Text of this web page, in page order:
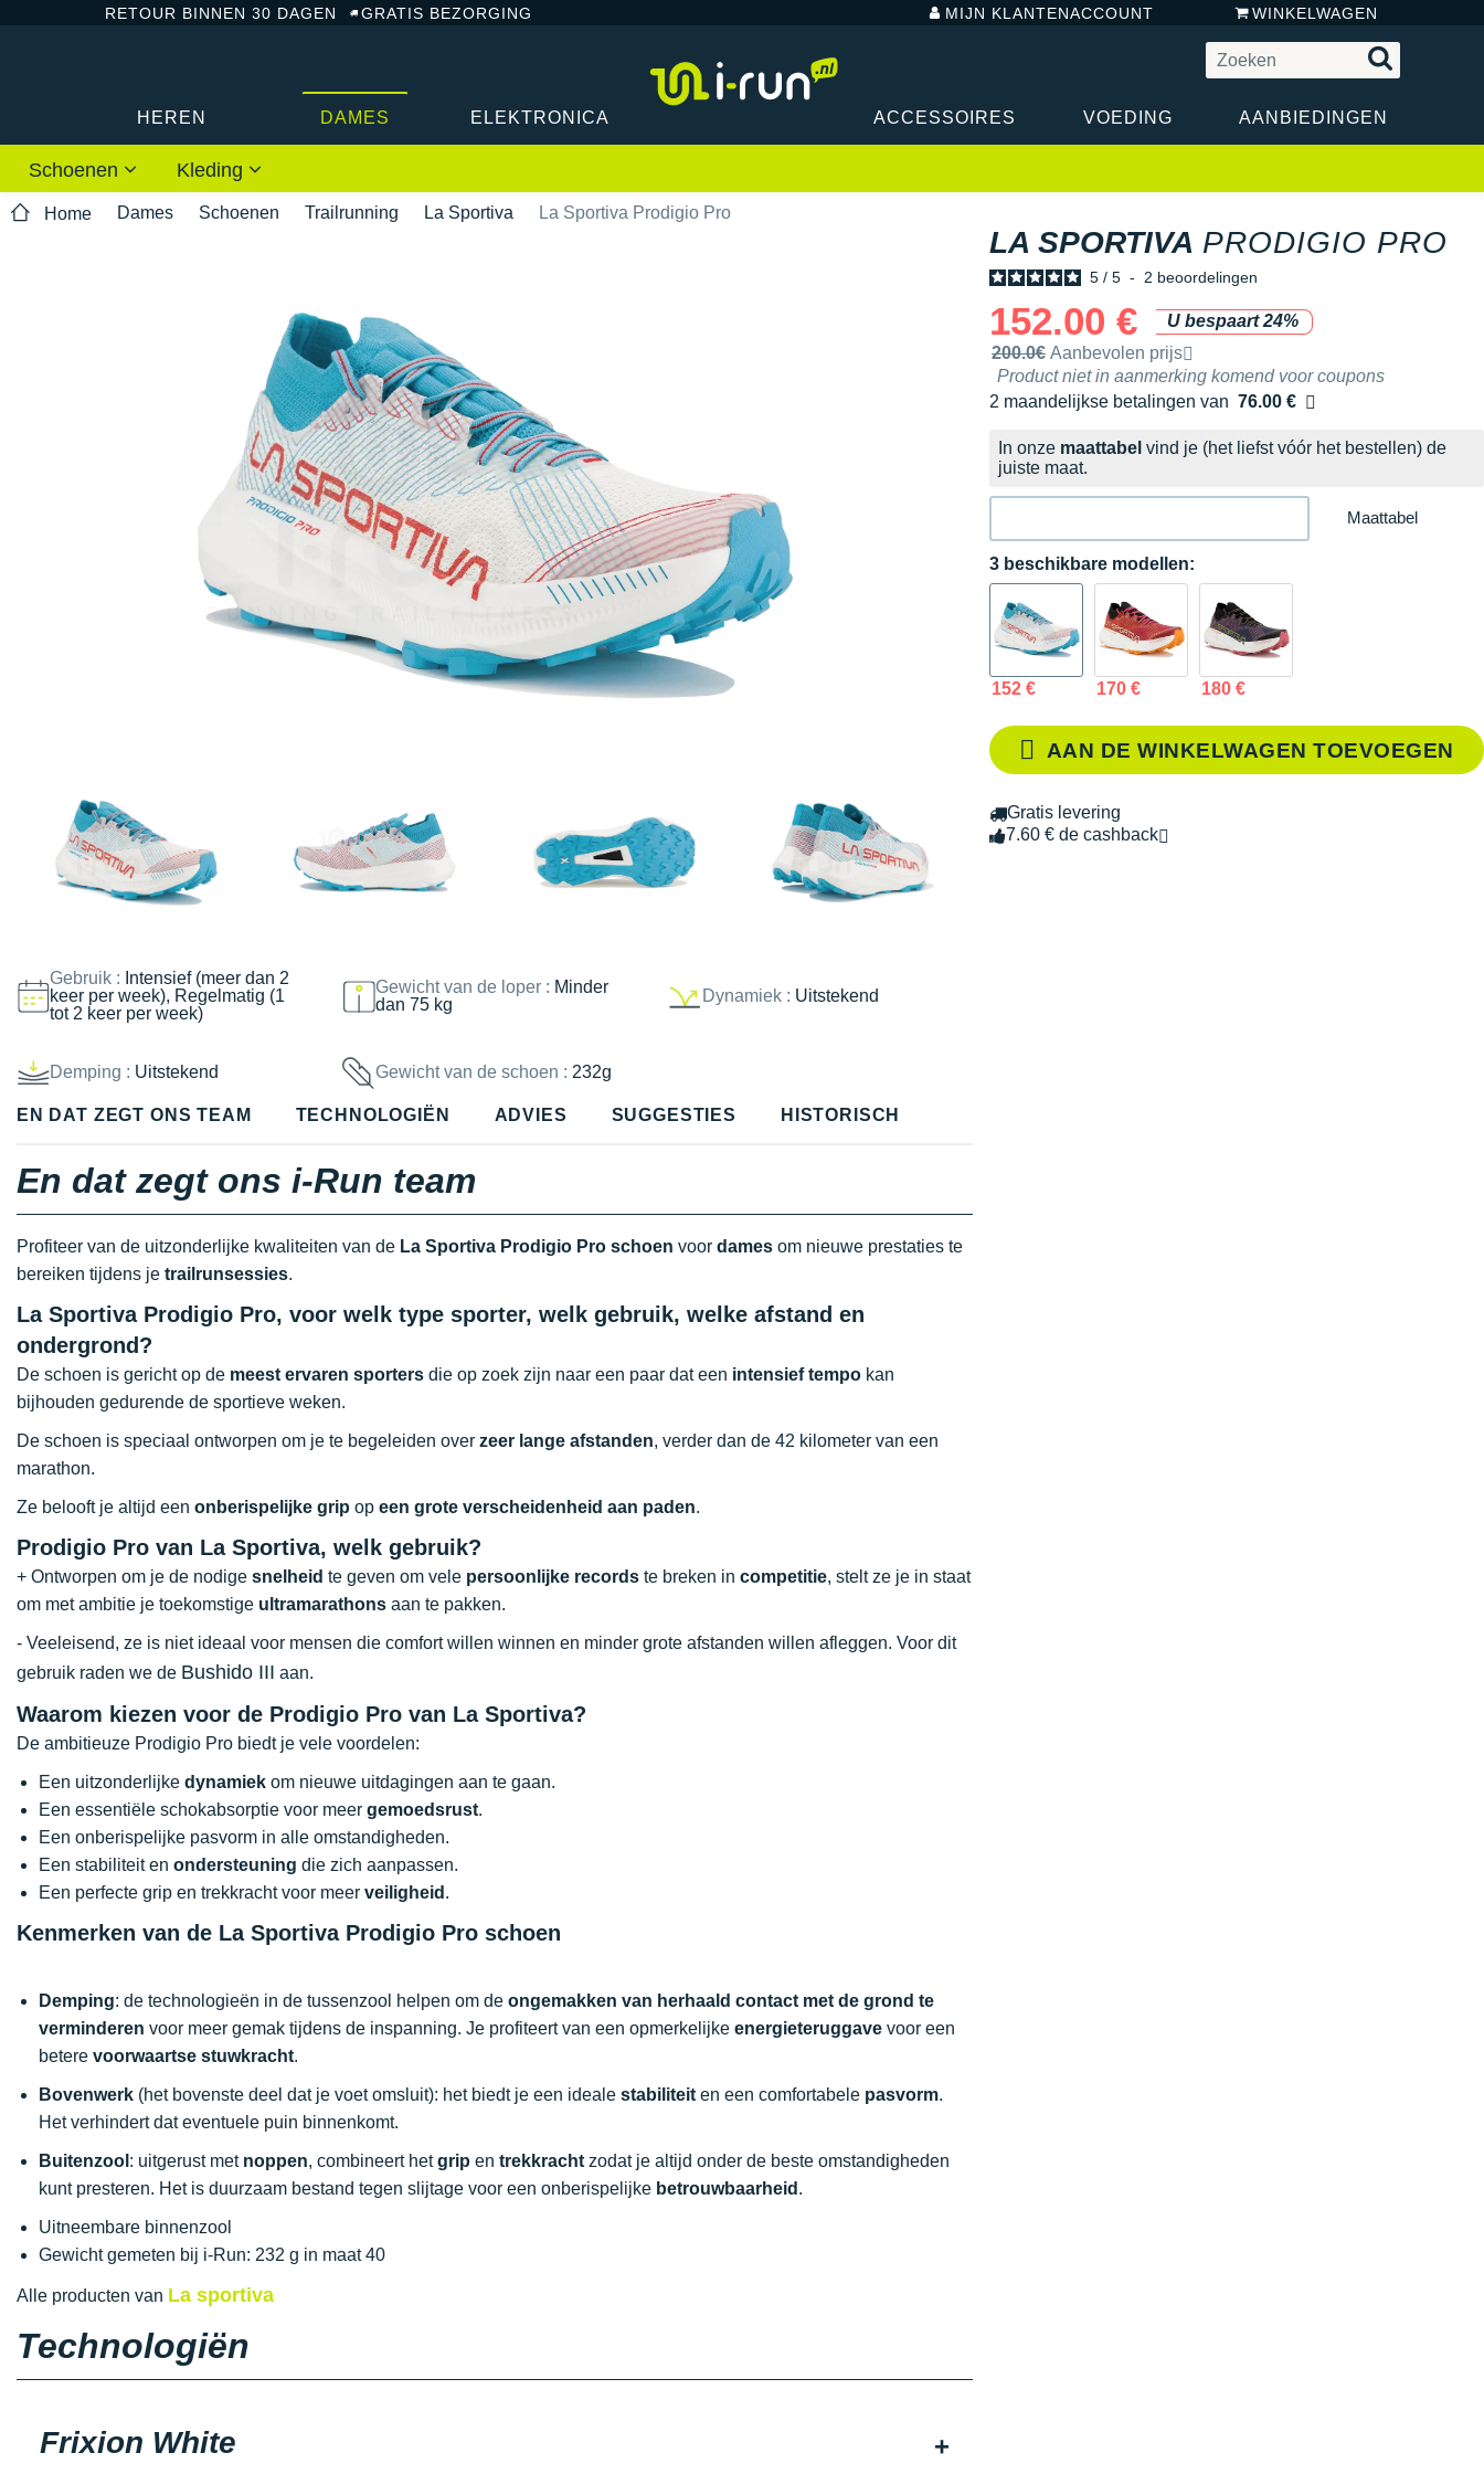
RETOUR BINNEN 30 DAGEN GRATIS BEZORGING MIJN KLANTENACCOUNT WINKELWAGEN
HEREN DAMES ELEKTRONICA ACCESSOIRES VOEDING AANBIEDINGEN
Schoenen Kleding
Home Dames Schoenen Trailrunning La Sportiva La Sportiva Prodigio Pro
Gebruik : Intensief (meer dan 2
keer per week), Regelmatig (1
tot 2 keer per week)
Gewicht van de loper : Minder
dan 75 kg
Dynamiek : Uitstekend
Demping : Uitstekend Gewicht van de schoen : 232g
LA SPORTIVA PRODIGIO PRO
5 / 5 - 2 beoordelingen
152.00 €
U bespaart 24%
Door het merk aanbevolen verkoopprijs
200.0€ Aanbevolen prijs
Product niet in aanmerking komend voor coupons
2 maandelijkse betalingen van 76.00 €
zonder kosten
In onze maattabel vind je (het liefst vóór het bestellen) de
juiste maat.
Maattabel
3 beschikbare modellen:
152 € 170 € 180 €
AAN DE WINKELWAGEN TOEVOEGEN
Gratis levering
7.60 € de cashback
EN DAT ZEGT ONS TEAM TECHNOLOGIËN ADVIES SUGGESTIES HISTORISCH
En dat zegt ons i-Run team
Profiteer van de uitzonderlijke kwaliteiten van de La Sportiva Prodigio Pro schoen voor dames om nieuwe prestaties te
bereiken tijdens je trailrunsessies.
La Sportiva Prodigio Pro, voor welk type sporter, welk gebruik, welke afstand en
ondergrond?
De schoen is gericht op de meest ervaren sporters die op zoek zijn naar een paar dat een intensief tempo kan
bijhouden gedurende de sportieve weken.
De schoen is speciaal ontworpen om je te begeleiden over zeer lange afstanden, verder dan de 42 kilometer van een
marathon.
Ze belooft je altijd een onberispelijke grip op een grote verscheidenheid aan paden.
Prodigio Pro van La Sportiva, welk gebruik?
+ Ontworpen om je de nodige snelheid te geven om vele persoonlijke records te breken in competitie, stelt ze je in staat
om met ambitie je toekomstige ultramarathons aan te pakken.
- Veeleisend, ze is niet ideaal voor mensen die comfort willen winnen en minder grote afstanden willen afleggen. Voor dit
gebruik raden we de Bushido III aan.
Waarom kiezen voor de Prodigio Pro van La Sportiva?
De ambitieuze Prodigio Pro biedt je vele voordelen:
Een uitzonderlijke dynamiek om nieuwe uitdagingen aan te gaan.
Een essentiële schokabsorptie voor meer gemoedsrust.
Een onberispelijke pasvorm in alle omstandigheden.
Een stabiliteit en ondersteuning die zich aanpassen.
Een perfecte grip en trekkracht voor meer veiligheid .
Kenmerken van de La Sportiva Prodigio Pro schoen
Demping: de technologieën in de tussenzool helpen om de ongemakken van herhaald contact met de grond te
verminderen voor meer gemak tijdens de inspanning. Je profiteert van een opmerkelijke energieteruggave voor een
betere voorwaartse stuwkracht.
Bovenwerk (het bovenste deel dat je voet omsluit): het biedt je een ideale stabiliteit en een comfortabele pasvorm.
Het verhindert dat eventuele puin binnenkomt.
Buitenzool : uitgerust met noppen, combineert hetgrip en trekkracht zodat je altijd onder de beste omstandigheden
kunt presteren. Het is duurzaam bestand tegen slijtage voor een onberispelijke betrouwbaarheid .
Uitneembare binnenzool
Gewicht gemeten bij i-Run: 232 g in maat 40
Alle producten van La sportiva
Technologiën
Frixion White